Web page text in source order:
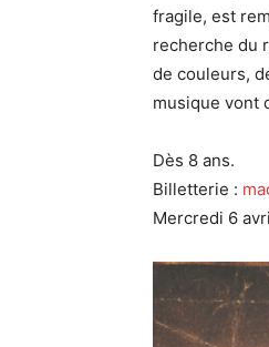
fragile, est
recherche du
de couleurs,
musique vont
Dès 8 ans.
Billetterie :
Mercredi 6